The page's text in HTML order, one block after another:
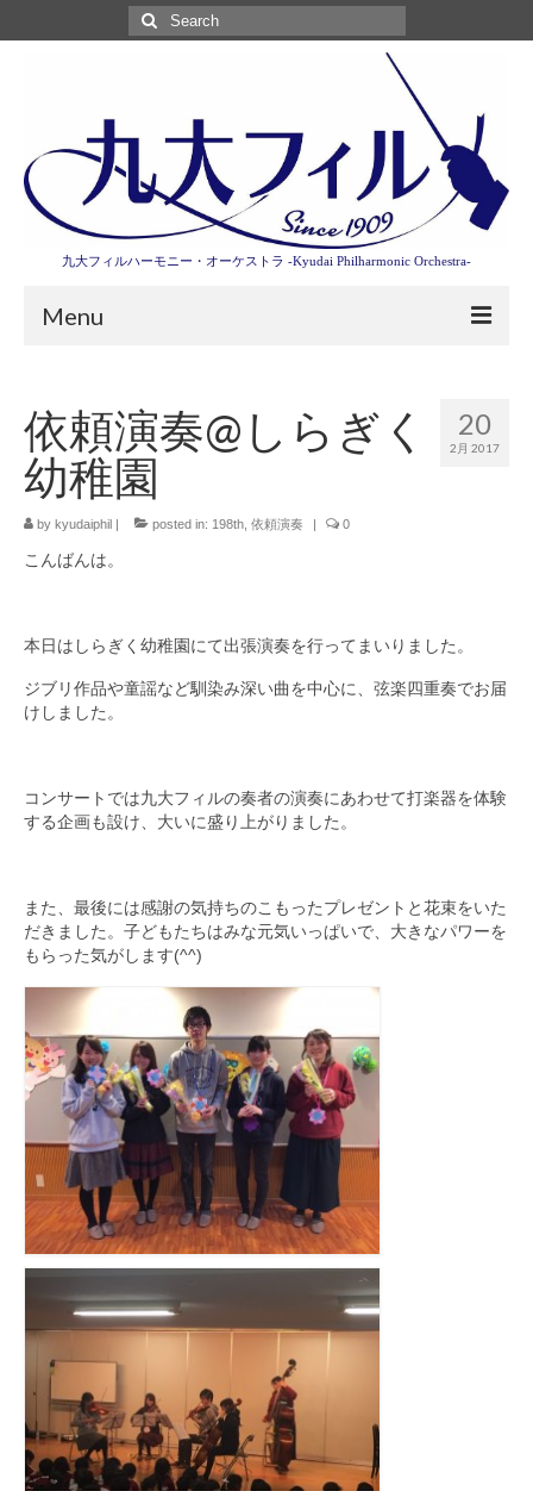
Search
for:
九大フィルハーモニー・オーケストラ -Kyudai Philharmonic Orchestra-
Menu
演奏会情報
卒業記念演奏会2027
九大フィルとは
九大フィルの歴史
出張演奏
団員専用ページ
20
2月 2017
依頼演奏@しらぎく
幼稚園
by kyudaiphil posted in: 198th 依頼演奏 0
こんばんは。
本日はしらぎく幼稚園にて出張演奏を行ってまいりました。
ジブリ作品や童謡など馴染み深い曲を中心に、弦楽四重奏でお届
けしました。
コンサートでは九大フィルの奏者の演奏にあわせて打楽器を体験
する企画も設け、大いに盛り上がりました。
また、最後には感謝の気持ちのこもったプレゼントと花束をいた
だきました。子どもたちはみな元気いっぱいで、大きなパワーを
もらった気がします(^^)